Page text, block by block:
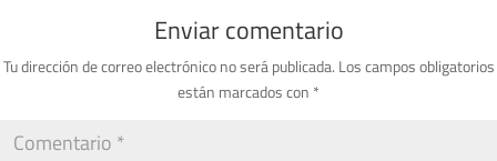
Enviar comentario
Tu dirección de correo electrónico no será publicada. Los campos obligatorios
están marcados con *